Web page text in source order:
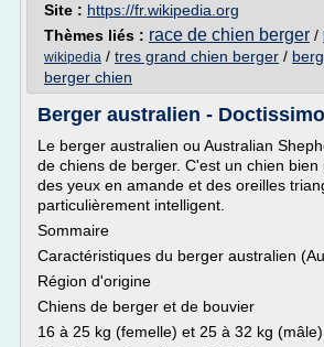
Site : https://fr.wikipedia.org
Thèmes liés : race de chien berger /
wikipedia / tres grand chien berger /
berger chien
Berger australien - Doctissimo
Le berger australien ou Australian
de chiens de berger. C'est un chien
des yeux en amande et des oreilles
particulièrement intelligent.
Sommaire
Caractéristiques du berger australien
Région d'origine
Chiens de berger et de bouvier
16 à 25 kg (femelle) et 25 à 32 kg (mâle)